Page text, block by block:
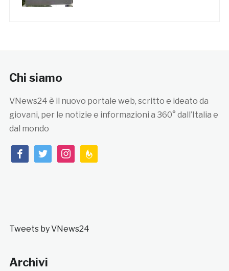
Chi siamo
VNews24 è il nuovo portale web, scritto e ideato da
giovani, per le notizie e informazioni a 360° dall’Italia e
dal mondo
facebooktwitterinstagramfeedburner
Tweets by VNews24
Archivi